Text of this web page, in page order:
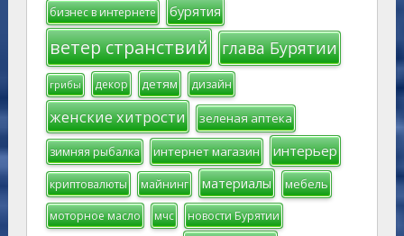
бизнес в интернете бурятия
ветер странствий глава Бурятии
грибы декор детям дизайн
женские хитрости зеленая аптека
зимняя рыбалка интернет магазин интерьер
криптовалюты майнинг материалы мебель
моторное масло мчс новости Бурятии